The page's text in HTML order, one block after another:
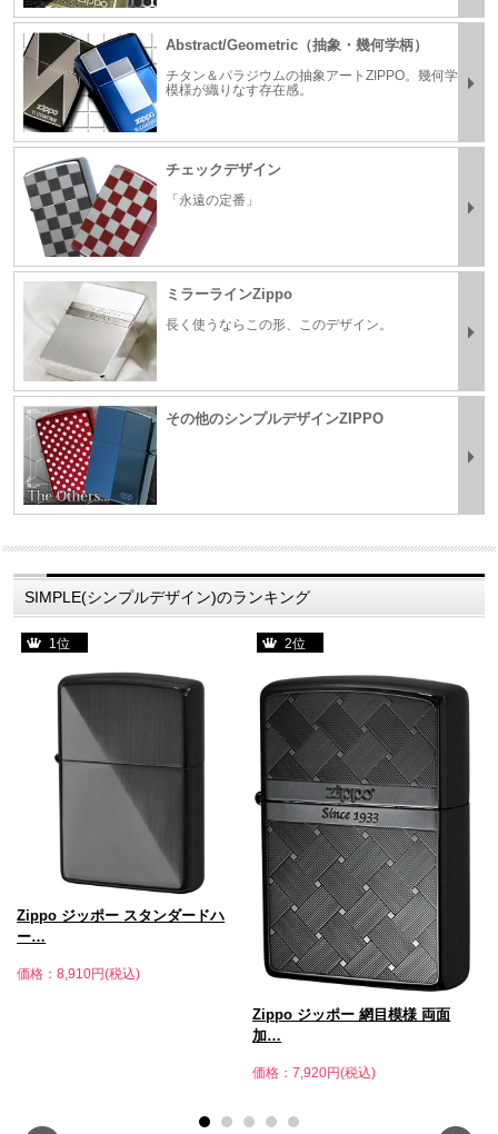
Abstract/Geometric（抽象・幾何学柄）
チタン＆パラジウムの抽象アートZIPPO。幾何学
模様が織りなす存在感。
チェックデザイン
「永遠の定番」
ミラーラインZippo
長く使うならこの形、このデザイン。
その他のシンプルデザインZIPPO
SIMPLE(シンプルデザイン)のランキング
1位
Zippo ジッポー スタンダードハ
ー…
価格：8,910円(税込)
2位
Zippo ジッポー 網目模様 両面
加…
価格：7,920円(税込)